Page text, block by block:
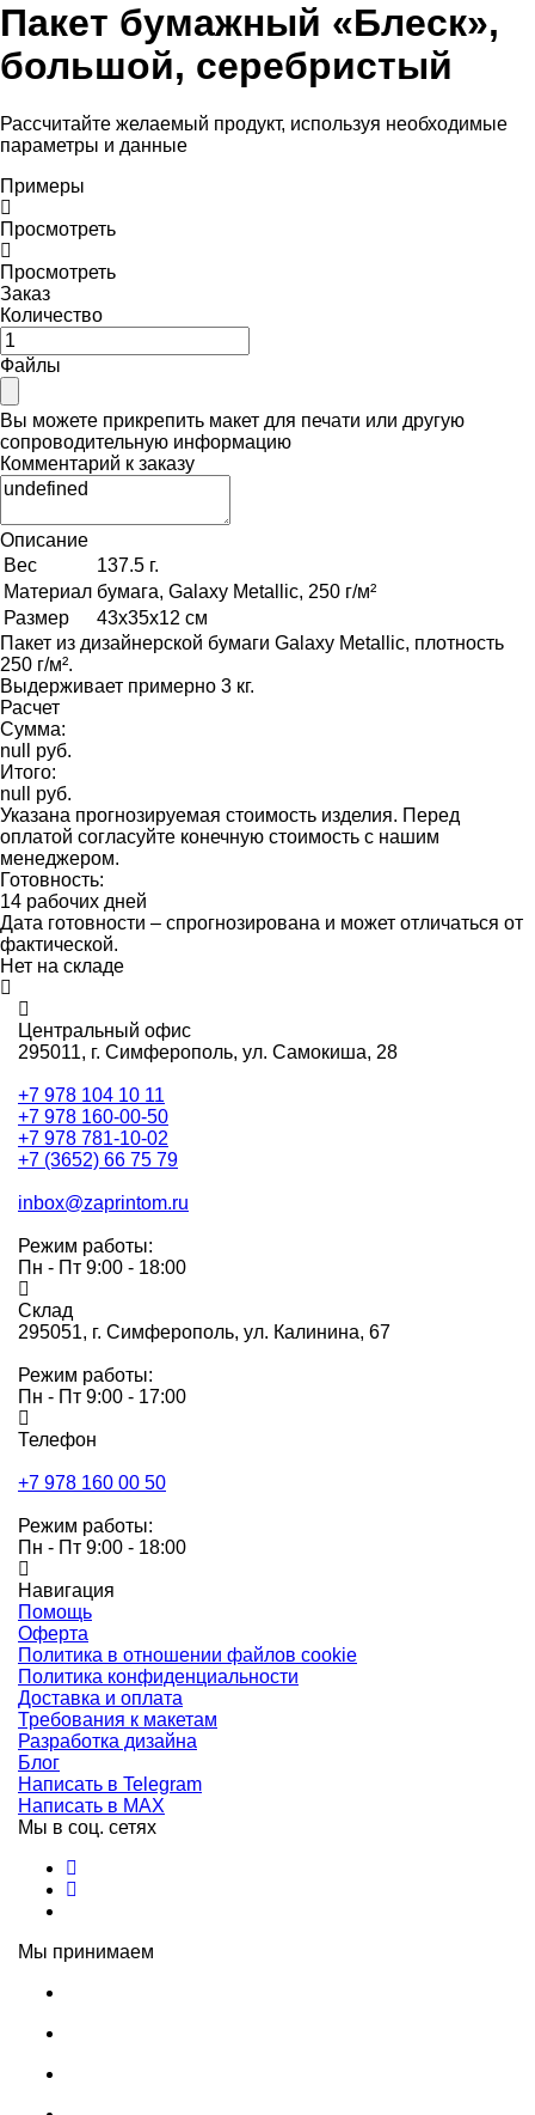
Пакет бумажный «Блеск»,
большой, серебристый
Рассчитайте желаемый продукт, используя необходимые
параметры и данные
Примеры
Просмотреть
Просмотреть
Заказ
Количество
Файлы
Вы можете прикрепить макет для печати или другую
сопроводительную информацию
Комментарий к заказу
Описание
Вес
137.5 г.
Материал бумага, Galaxy Metallic, 250 г/м²
Размер
43х35х12 см
Пакет из дизайнерской бумаги Galaxy Metallic, плотность
250 г/м².
Выдерживает примерно 3 кг.
Расчет
Сумма:
null руб.
Итого:
null руб.
Указана прогнозируемая стоимость изделия. Перед
оплатой согласуйте конечную стоимость с нашим
менеджером.
Готовность:
14 рабочих дней
Дата готовности – спрогнозирована и может отличаться от
фактической.
Нет на складе
Центральный офис
295011, г. Симферополь, ул. Самокиша, 28
+7 978 104 10 11
+7 978 160-00-50
+7 978 781-10-02
+7 (3652) 66 75 79
inbox@zaprintom.ru
Режим работы:
Пн - Пт 9:00 - 18:00
Склад
295051, г. Симферополь, ул. Калинина, 67
Режим работы:
Пн - Пт 9:00 - 17:00
Телефон
+7 978 160 00 50
Режим работы:
Пн - Пт 9:00 - 18:00
Навигация
Помощь
Оферта
Политика в отношении файлов cookie
Политика конфиденциальности
Доставка и оплата
Требования к макетам
Разработка дизайна
Блог
Написать в Telegram
Написать в MAX
Мы в соц. сетях
Мы принимаем